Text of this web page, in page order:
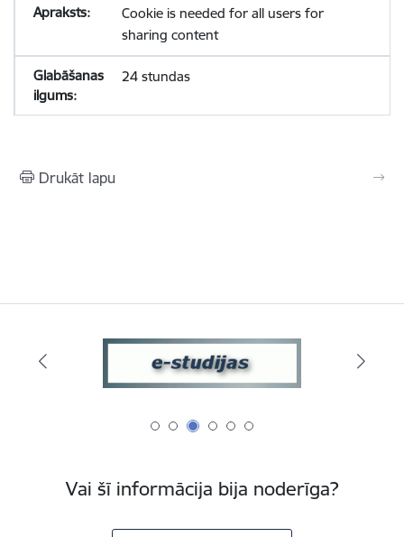
Cookie is needed for all users for
sharing content
24 stundas
Drukāt lapu
Vai šī informācija bija noderīga?